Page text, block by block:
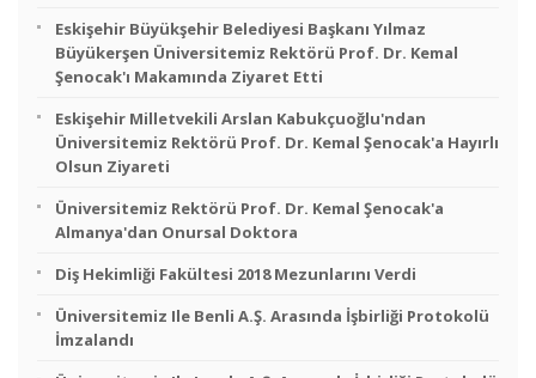
Eskişehir Büyükşehir Belediyesi Başkanı Yılmaz
Büyükerşen Üniversitemiz Rektörü Prof. Dr. Kemal
Şenocak'ı Makamında Ziyaret Etti
Eskişehir Milletvekili Arslan Kabukçuoğlu'ndan
Üniversitemiz Rektörü Prof. Dr. Kemal Şenocak'a Hayırlı
Olsun Ziyareti
Üniversitemiz Rektörü Prof. Dr. Kemal Şenocak'a
Almanya'dan Onursal Doktora
Diş Hekimliği Fakültesi 2018 Mezunlarını Verdi
Üniversitemiz Ile Benli A.Ş. Arasında İşbirliği Protokolü
İmzalandı